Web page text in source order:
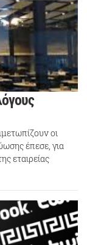
οι
έπεσε, για
εταιρείας